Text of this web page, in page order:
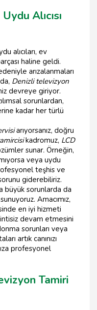
Alıcısı
alıcıları, ev
haline geldi.
arızalanmaları
Denizli televizyon
devreye giriyor.
sorunlardan,
kadar her türlü
arıyorsanız, doğru
kadromuz, LCD
sunar. Örneğin,
veya uydu
teşhis ve
giderebiliriz.
büyük sorunlarda da
Amacımız,
en iyi hizmeti
devam etmesini
sorunları veya
artık canınızı
profesyonel
Tamiri